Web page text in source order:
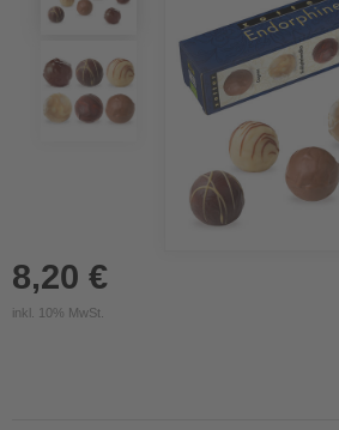
8,20 €
inkl. 10% MwSt.